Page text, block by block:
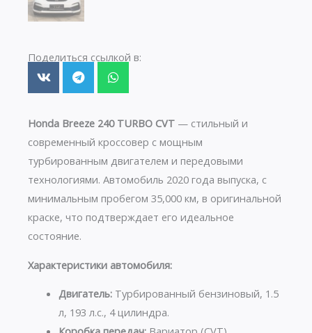
Поделиться ссылкой в:
Honda Breeze 240 TURBO CVT — стильный и
современный кроссовер с мощным
турбированным двигателем и передовыми
технологиями. Автомобиль 2020 года выпуска, с
минимальным пробегом 35,000 км, в оригинальной
краске, что подтверждает его идеальное
состояние.
Характеристики автомобиля:
Двигатель:Турбированный бензиновый, 1.5
л, 193 л.с., 4 цилиндра.